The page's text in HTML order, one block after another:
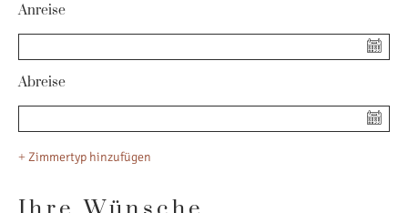
Anreise
Abreise
+ Zimmertyp hinzufügen